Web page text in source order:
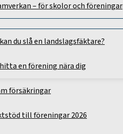
– för skolor och föreningar
kan du slå en landslagsfäktare?
hitta en förening nära dig
försäkringar
till föreningar 2026